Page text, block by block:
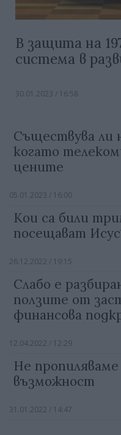
В защита на
система в
30.01.2023 / 16:58
Съществува ли
когато
цените
05.01.2023 / 16:00
Кои са били
посещават
26.12.2022 / 19:15
Слабо е
ползите от
финансова
12.04.2022 / 12:29
Не
възможност
31.01.2022 / 14:47